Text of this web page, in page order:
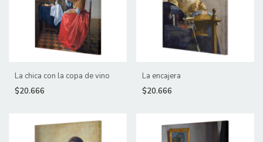
La chica con la copa de vino
$20.666
La encajera
$20.666